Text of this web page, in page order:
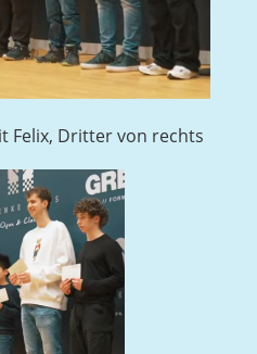
Felix, Dritter von rechts